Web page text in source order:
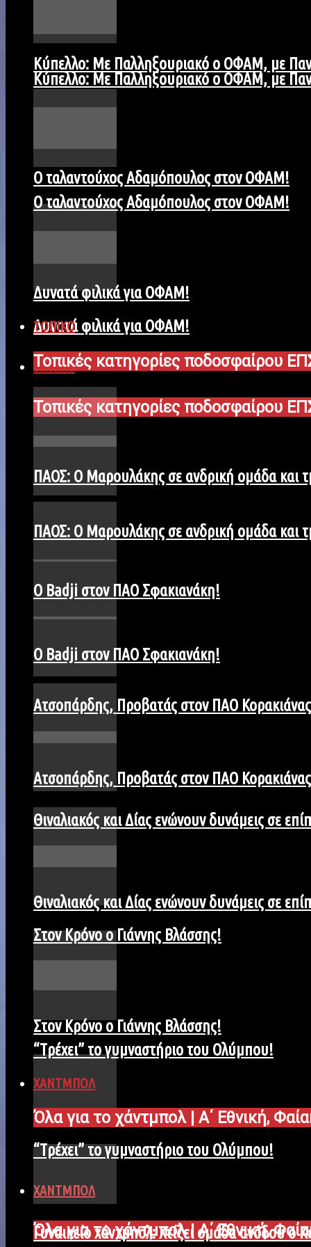
Kύπελλο: Με Παλληξουριακό ο ΟΦΑΜ, με
Ο ταλαντούχος Αδαμόπουλος στον ΟΦΑΜ!
Δυνατά φιλικά για ΟΦΑΜ!
ΤΟΠΙΚΟ
Τοπικές κατηγορίες ποδοσφαίρου
ΠΑΟΣ: Ο Μαρουλάκης σε ανδρική ομάδα και
Ο Badji στον ΠΑΟ Σφακιανάκη!
Ατσοπάρδης, Προβατάς στον ΠΑΟ
Θιναλιακός και Δίας ενώνουν δυνάμεις σε
Στον Κρόνο ο Γιάννης Βλάσσης!
“Tρέχει” το γυμναστήριο του Ολύμπου!
ΧΑΝΤΜΠΟΛ
Όλα για το χάντμπολ | Α΄ Εθνική,
Kύπελλο: Με Παλληξουριακό ο ΟΦΑΜ, με
Ο ταλαντούχος Αδαμόπουλος στον ΟΦΑΜ!
Δυνατά φιλικά για ΟΦΑΜ!
ΤΟΠΙΚΟ
Τοπικές κατηγορίες ποδοσφαίρου
ΠΑΟΣ: Ο Μαρουλάκης σε ανδρική ομάδα και
Ο Badji στον ΠΑΟ Σφακιανάκη!
Ατσοπάρδης, Προβατάς στον ΠΑΟ
Θιναλιακός και Δίας ενώνουν δυνάμεις σε
Στον Κρόνο ο Γιάννης Βλάσσης!
“Tρέχει” το γυμναστήριο του Ολύμπου!
ΧΑΝΤΜΠΟΛ
Όλα για το χάντμπολ | Α΄ Εθνική,
Γυναικείο χάντμπολ: Χτίζει ομάδα ανόδου ο